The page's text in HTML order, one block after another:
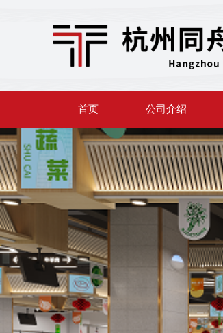
首页 公司介绍